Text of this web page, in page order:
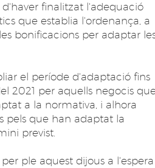
finalitzat l'adequació
que establia l'ordenança, a
bonificacions per adaptar
el període d'adaptació fins
2021 per aquells negocis
a la normativa, i alhora
pels que han adaptat la
previst.
ple aquest dijous a l'espera